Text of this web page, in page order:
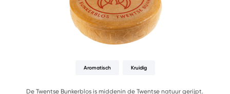
Aromatisch Kruidig
De Twentse Bunkerblos is middenin de Twentse natuur gerijpt.